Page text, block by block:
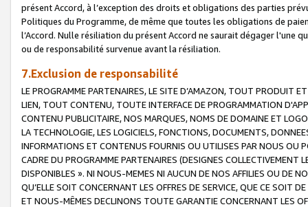
présent Accord, à l’exception des droits et obligations des parties
Politiques du Programme, de même que toutes les obligations de
l’Accord. Nulle résiliation du présent Accord ne saurait dégager l'une
ou de responsabilité survenue avant la résiliation.
7.Exclusion de responsabilité
LE PROGRAMME PARTENAIRES, LE SITE D’AMAZON, TOUT PRODUIT
LIEN, TOUT CONTENU, TOUTE INTERFACE DE PROGRAMMATION
CONTENU PUBLICITAIRE, NOS MARQUES, NOMS DE DOMAINE ET
LA TECHNOLOGIE, LES LOGICIELS, FONCTIONS, DOCUMENTS,
INFORMATIONS ET CONTENUS FOURNIS OU UTILISES PAR NOUS OU
CADRE DU PROGRAMME PARTENAIRES (DESIGNES COLLECTIVEMENT
DISPONIBLES ». NI NOUS-MEMES NI AUCUN DE NOS AFFILIES OU DE
QU’ELLE SOIT CONCERNANT LES OFFRES DE SERVICE, QUE CE SOIT
ET NOUS-MÊMES DECLINONS TOUTE GARANTIE CONCERNANT LES